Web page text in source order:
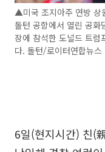
▲미국 조지아주 연방 상
돌턴 공항에서 열린 공화
장에 참석한 도널드 트럼
다. 돌턴/로이터연합뉴스
6일(현지시간) 친(